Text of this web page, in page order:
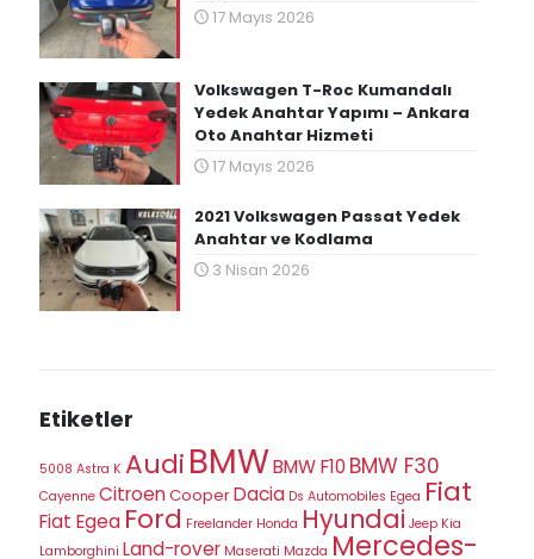
17 Mayıs 2026
Volkswagen T-Roc Kumandalı
Yedek Anahtar Yapımı – Ankara
Oto Anahtar Hizmeti
17 Mayıs 2026
2021 Volkswagen Passat Yedek
Anahtar ve Kodlama
3 Nisan 2026
Etiketler
5008 Astra K AudiBMWBMW F10 BMW F30
Cayenne CitroenCooperDacia Ds Automobiles Egea Fiat
Fiat Egea Ford Freelander Honda Hyundai Jeep Kia
Lamborghini Land-rover Maserati Mazda Mercedes-